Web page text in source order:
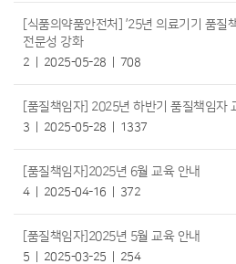
2
[식품의약품안전처] ’25년 의료기기 품질
전문성 강화
2025-05-28 708
3
[품질책임자] 2025년 하반기 품질책임자
2025-05-28 1337
4
[품질책임자]2025년 6월 교육 안내
2025-04-16 372
5
[품질책임자]2025년 5월 교육 안내
2025-03-25 254